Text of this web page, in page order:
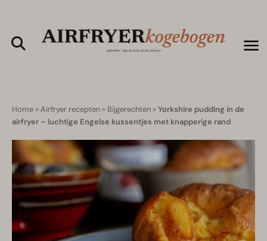
Home » Airfryer recepten » Bijgerechten » Yorkshire pudding in de
airfryer – luchtige Engelse kussentjes met knapperige rand